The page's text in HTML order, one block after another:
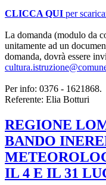
CLICCA QUI per
La domanda (modulo da
unitamente ad un
domanda, dovrà essere
Per info: 0376 - 1621868.
Referente: Elia Botturi
REGIONE
BANDO
IL 4 E IL 31